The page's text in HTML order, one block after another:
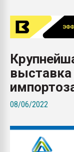
08/06/2022